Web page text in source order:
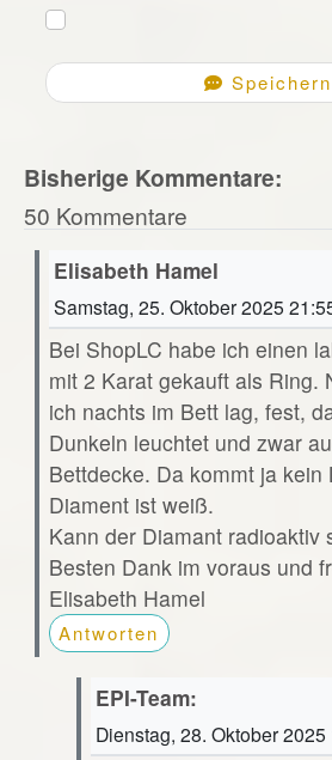
Speichern
Bisherige Kommentare:
50 Kommentare
Elisabeth Hamel
Samstag, 25. Oktober 2025
Bei ShopLC habe ich einen
mit 2 Karat gekauft als Ring.
ich nachts im Bett lag, fest,
Dunkeln leuchtet und zwar
Bettdecke. Da kommt ja kein
Diament ist weiß.
Kann der Diamant radioaktiv
Besten Dank im voraus und
Elisabeth Hamel
Antworten
EPI-Team:
Dienstag, 28. Oktober 2025